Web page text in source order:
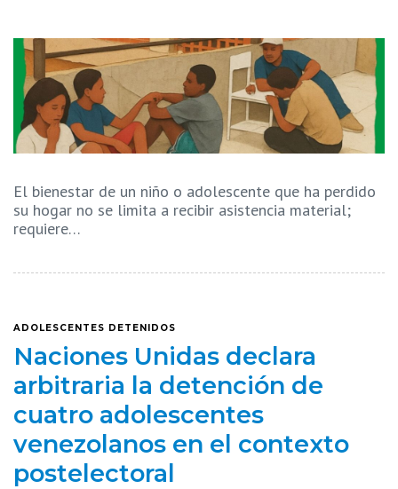
El bienestar de un niño o adolescente que ha perdido
su hogar no se limita a recibir asistencia material;
requiere…
ADOLESCENTES DETENIDOS
Naciones Unidas declara
arbitraria la detención de
cuatro adolescentes
venezolanos en el contexto
postelectoral